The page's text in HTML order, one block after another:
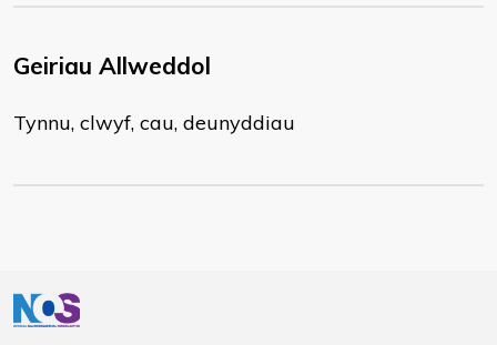
Geiriau Allweddol
Tynnu, clwyf, cau, deunyddiau